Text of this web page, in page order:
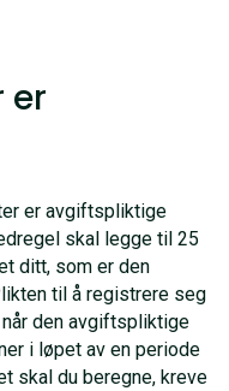
er
er avgiftspliktige
skal legge til 25
ditt, som er den
til å registrere seg
den avgiftspliktige
i løpet av en periode
skal du beregne, kreve